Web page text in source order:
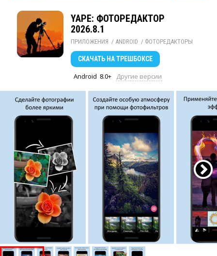
YAPE: ФОТОРЕДАКТОР
2026.8.1
ПРИЛОЖЕНИЯ / ANDROID / ФОТОРЕДАКТОРЫ
СКАЧАТЬ НА ТРЕШБОКСЕ
Android 8.0+ Другие версии